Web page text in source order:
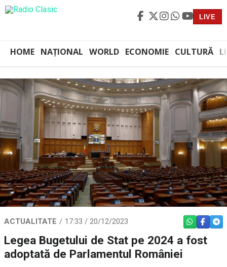
LIVE
HOME NAȚIONAL WORLD ECONOMIE CULTURĂ
ACTUALITATE 17:33 / 20/12/2023 WHATSAPP
Legea Bugetului de Stat pe 2024 a fost
adoptată de Parlamentul României